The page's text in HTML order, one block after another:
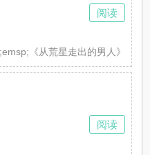
《从荒星走出的男人》
阅读
阅读